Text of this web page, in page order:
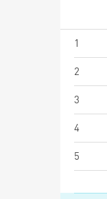
1
2
3
4
5